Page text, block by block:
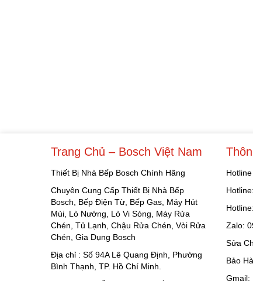
Trang Chủ – Bosch Việt Nam
Thiết Bị Nhà Bếp Bosch Chính Hãng
Chuyên Cung Cấp Thiết Bị Nhà Bếp
Bosch, Bếp Điện Từ, Bếp Gas, Máy Hút
Mùi, Lò Nướng, Lò Vi Sóng, Máy Rửa
Chén, Tủ Lạnh, Chậu Rửa Chén, Vòi Rửa
Chén, Gia Dụng Bosch
Địa chỉ : Số 94A Lê Quang Định, Phường
Bình Thạnh, TP. Hồ Chí Minh.
Zalo:
Sửa
Bảo
Gmail: